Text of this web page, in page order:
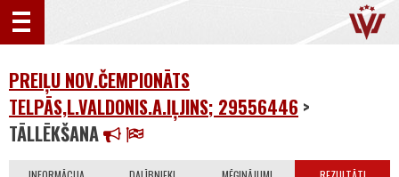
PREIĻU NOV.ČEMPIONĀTS
TELPĀS,L.VALDONIS.A.IĻJINS; 29556446 >
TĀLLĒKŠANA